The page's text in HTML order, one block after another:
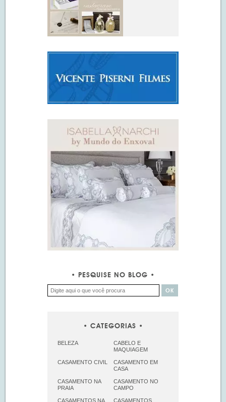
PESQUISE NO BLOG
CATEGORIAS
BELEZA
CABELO E
MAQUIAGEM
CASAMENTO CIVIL
CASAMENTO EM
CASA
CASAMENTO NA
PRAIA
CASAMENTO NO
CAMPO
CASAMENTOS NA
CASAMENTOS